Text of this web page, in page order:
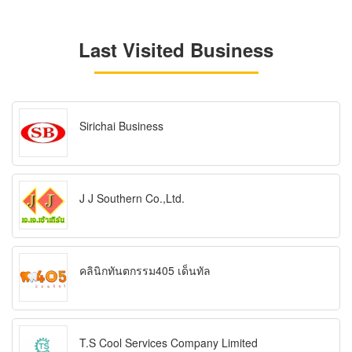
Last Visited Business
Sirichai Business
J J Southern Co.,Ltd.
คลินิกทันตกรรม405 เด็นทัล
T.S Cool Services Company Limited